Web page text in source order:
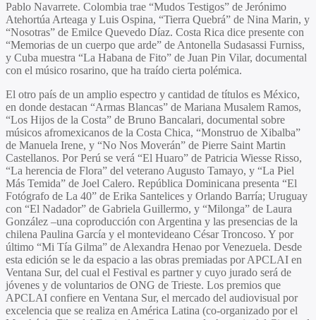
Pablo Navarrete. Colombia trae “Mudos Testigos” de Jerónimo
Atehortúa Arteaga y Luis Ospina, “Tierra Quebrá” de Nina Marin, y
“Nosotras” de Emilce Quevedo Díaz. Costa Rica dice presente con
“Memorias de un cuerpo que arde” de Antonella Sudasassi Furniss,
y Cuba muestra “La Habana de Fito” de Juan Pin Vilar, documental
con el músico rosarino, que ha traído cierta polémica.
El otro país de un amplio espectro y cantidad de títulos es México,
en donde destacan “Armas Blancas” de Mariana Musalem Ramos,
“Los Hijos de la Costa” de Bruno Bancalari, documental sobre
músicos afromexicanos de la Costa Chica, “Monstruo de Xibalba”
de Manuela Irene, y “No Nos Moverán” de Pierre Saint Martin
Castellanos. Por Perú se verá “El Huaro” de Patricia Wiesse Risso,
“La herencia de Flora” del veterano Augusto Tamayo, y “La Piel
Más Temida” de Joel Calero. República Dominicana presenta “El
Fotógrafo de La 40” de Erika Santelices y Orlando Barría; Uruguay
con “El Nadador” de Gabriela Guillermo, y “Milonga” de Laura
González –una coproducción con Argentina y las presencias de la
chilena Paulina García y el montevideano César Troncoso. Y por
último “Mi Tía Gilma” de Alexandra Henao por Venezuela. Desde
esta edición se le da espacio a las obras premiadas por APCLAI en
Ventana Sur, del cual el Festival es partner y cuyo jurado será de
jóvenes y de voluntarios de ONG de Trieste. Los premios que
APCLAI confiere en Ventana Sur, el mercado del audiovisual por
excelencia que se realiza en América Latina (co-organizado por el